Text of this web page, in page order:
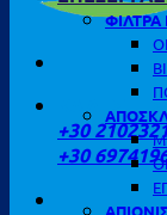
ΚΑΛΕΣΤΕ
+30
+30